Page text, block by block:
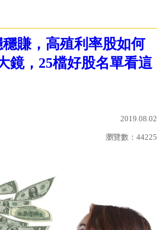
賺，高殖利率股如何
鏡，25檔好股名單看這
2019.08.02
瀏覽數： 44225